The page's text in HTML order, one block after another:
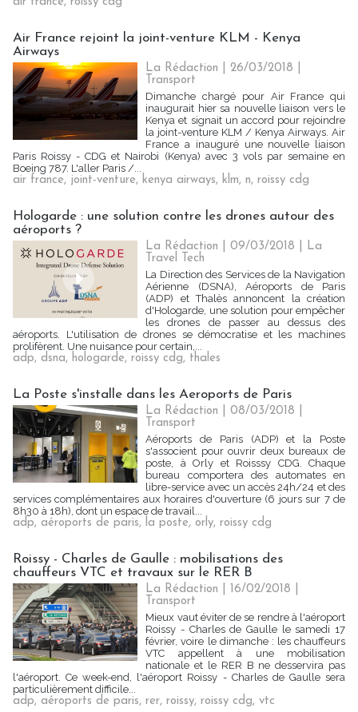
Air France rejoint la joint-venture KLM - Kenya
Airways
La Rédaction | 26/03/2018
Transport
Dimanche chargé pour Air France qui
inaugurait hier sa nouvelle liaison vers le
Kenya et signait un accord pour rejoindre
la joint-venture KLM / Kenya Airways. Air
France a inauguré une nouvelle liaison
Paris Roissy - CDG et Nairobi (Kenya) avec 3 vols par semaine en
Boeing 787. L'aller Paris /...
air france, joint-venture, kenya airways, klm, n, roissy cdg
Hologarde : une solution contre les drones autour des
aéroports ?
La Rédaction | 09/03/2018
La
Travel Tech
La Direction des Services de la Navigation
Aérienne (DSNA), Aéroports de Paris
(ADP) et Thalès annoncent la création
d'Hologarde, une solution pour empêcher
les drones de passer au dessus des
aéroports. L'utilisation de drones se démocratise et les machines
prolifèrent. Une nuisance pour certain,...
adp, dsna, hologarde, roissy cdg, thales
La Poste s'installe dans les Aeroports de Paris
La Rédaction | 08/03/2018
Transport
Aéroports de Paris (ADP) et la Poste
s'associent pour ouvrir deux bureaux de
poste, à Orly et Roisssy CDG. Chaque
bureau comportera des automates en
libre-service avec un accès 24h/24 et des
services complémentaires aux horaires d'ouverture (6 jours sur 7 de
8h30 à 18h), dont un espace de travail...
adp, aéroports de paris, la poste, orly, roissy cdg
Roissy - Charles de Gaulle : mobilisations des
chauffeurs VTC et travaux sur le RER B
La Rédaction | 16/02/2018
Transport
Mieux vaut éviter de se rendre à l'aéroport
Roissy - Charles de Gaulle le samedi 17
février, voire le dimanche : les chauffeurs
VTC appellent à une mobilisation
nationale et le RER B ne desservira pas
l'aéroport. Ce week-end, l'aéroport Roissy - Charles de Gaulle sera
particulièrement difficile...
adp, aéroports de paris, rer, roissy, roissy cdg, vtc